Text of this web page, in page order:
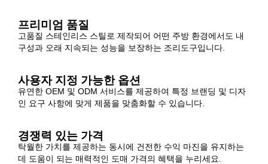
프리미엄 품질
고품질 스테인리스 스틸로 제작되어 어떤 주방 환경에서도 내
구성과 오래 지속되는 성능을 보장하는 조리도구입니다.
사용자 지정 가능한 옵션
유연한 OEM 및 ODM 서비스를 제공하여 특정 브랜딩 및 디자
인 요구 사항에 맞게 제품을 맞춤화할 수 있습니다.
경쟁력 있는 가격
탁월한 가치를 제공하는 동시에 건전한 수익 마진을 유지하는
데 도움이 되는 매력적인 도매 가격의 혜택을 누리세요.